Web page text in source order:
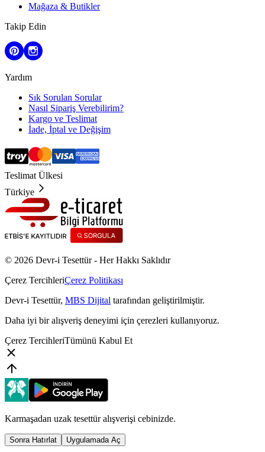
Mağaza & Butikler
Takip Edin
Yardım
Sık Sorulan Sorular
Nasıl Sipariş Verebilirim?
Kargo ve Teslimat
İade, İptal ve Değişim
Teslimat Ülkesi
Türkiye
© 2026 Devr-i Tesettür - Her Hakkı Saklıdır
Çerez TercihleriÇerez Politikası
Devr-i Tesettür, MBS Dijital tarafından geliştirilmiştir.
Daha iyi bir alışveriş deneyimi için çerezleri kullanıyoruz.
Çerez TercihleriTümünü Kabul Et
Karmaşadan uzak tesettür alışverişi cebinizde.
Sonra Hatırlat Uygulamada Aç